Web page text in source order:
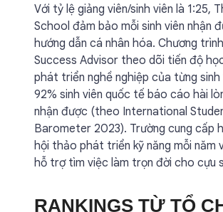
Với tỷ lệ giảng viên/sinh viên là 1:25,
School đảm bảo mỗi sinh viên nhận
hướng dẫn cá nhân hóa. Chương
Success Advisor theo dõi tiến độ
phát triển nghề nghiệp của từng sinh
92% sinh viên quốc tế báo cáo hài
nhận được (theo International
Barometer 2023). Trường cung cấp
hội thảo phát triển kỹ năng mỗi năm
hỗ trợ tìm việc làm trọn đời cho cựu
RANKINGS TỪ TỔ